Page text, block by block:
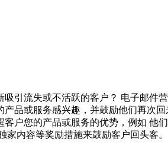
引流失或不活跃的客户？ 电子邮件
品或服务感兴趣，并鼓励他们再次
户您的产品或服务的优势，例如 他
内容等奖励措施来鼓励客户回头客。